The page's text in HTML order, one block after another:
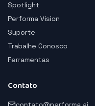
Spotlight
Performa Vision
Suporte
Trabalhe Conosco
Ferramentas
Contato